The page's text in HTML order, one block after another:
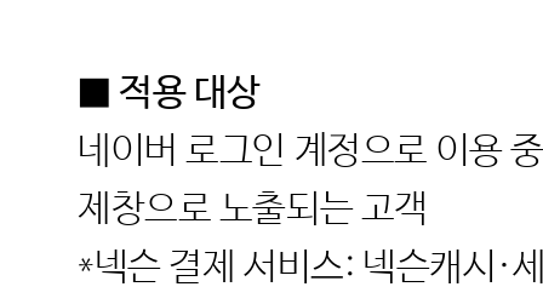
■ 적용 대상
네이버 로그인 계정으로 이용
제창으로 노출되는 고객
*넥슨 결제 서비스: 넥슨캐시·